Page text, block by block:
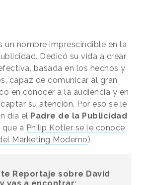
un nombre imprescindible en la
Dedicó su vida a crear
basada en los hechos y
capaz de comunicar al gran
en conocer a la audiencia y en
su atención. Por eso se le
día el Padre de la Publicidad
que a Philip Kotler se le conoce
Marketing Moderno).
Reportaje sobre David